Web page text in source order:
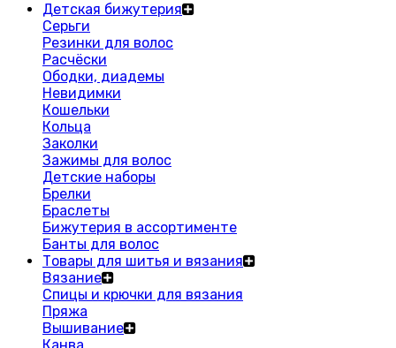
Детская бижутерия
Серьги
Резинки для волос
Расчёски
Ободки, диадемы
Невидимки
Кошельки
Кольца
Заколки
Зажимы для волос
Детские наборы
Брелки
Браслеты
Бижутерия в ассортименте
Банты для волос
Товары для шитья и вязания
Вязание
Спицы и крючки для вязания
Пряжа
Вышивание